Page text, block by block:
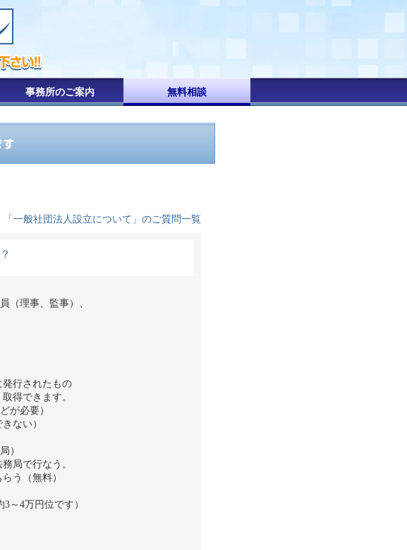
事務所のご案内 無料相談
「一般社団法人設立について」のご質問一覧
（理事、監事）、
行されたもの
得できます。
が必要）
ない）
）
局で行なう。
う（無料）
～4万円位です）